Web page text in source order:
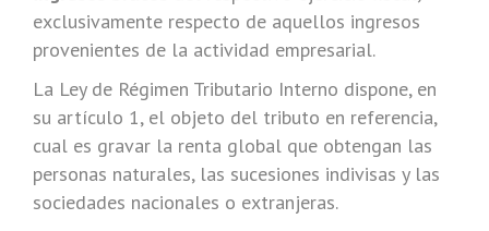
exclusivamente respecto de aquellos ingresos
provenientes de la actividad empresarial.
La Ley de Régimen Tributario Interno dispone, en
su artículo 1, el objeto del tributo en referencia,
cual es gravar la renta global que obtengan las
personas naturales, las sucesiones indivisas y las
sociedades nacionales o extranjeras.